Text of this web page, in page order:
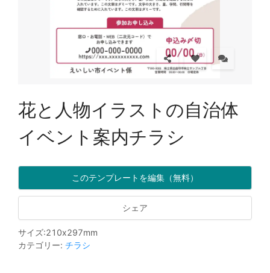
花と人物イラストの自治体
イベント案内チラシ
このテンプレートを編集（無料）
シェア
サイズ:210x297mm
カテゴリー: チラシ